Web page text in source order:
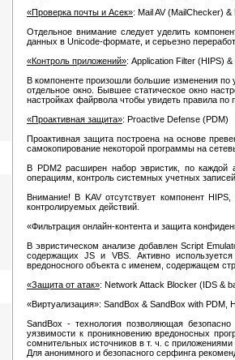
«Проверка почты и Асек»: Mail AV (MailChecker) &
Отдельное внимание следует уделить
данных в Unicode-формате, и серьезно
«Контроль приложений»: Application Filter (HIPS)
В компоненте произошли большие изменения по
отдельное окно. Бывшее статическое окно
настройках файрвола чтобы увидеть правила
«Проактивная защита»: Proactive Defense (PDM)
Проактивная защита построена на основе
самокопирование некоторой программы на
В PDM2 расширен набор эвристик, по каждой
операциям, контроль системных учетных
Внимание! В KAV отсутствует компонент
контролируемых действий.
«Фильтрация онлайн-контента и защита
В эвристическом анализе добавлен Script
содержащих JS и VBS. Активно
вредоносного объекта с именем, содержащем
«Защита от атак»: Network Attack Blocker (IDS &
«Виртуализация»: SandBox & SandBox with
SandBox - технология позволяющая
уязвимости к проникновению вредоносных
сомнительных источников в т. ч. с
Для анонимного и безопасного серфинга